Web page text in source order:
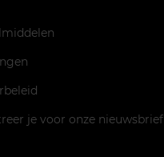
je voor onze nieuwsbrief